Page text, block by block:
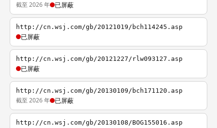
截至 2026 年 已屏蔽
http://cn.wsj.com/gb/20121019/bch114245.asp
已屏蔽
http://cn.wsj.com/gb/20121227/rlw093127.asp
已屏蔽
http://cn.wsj.com/gb/20130109/bch171120.asp
截至 2026 年 已屏蔽
http://cn.wsj.com/gb/20130108/BOG155016.asp